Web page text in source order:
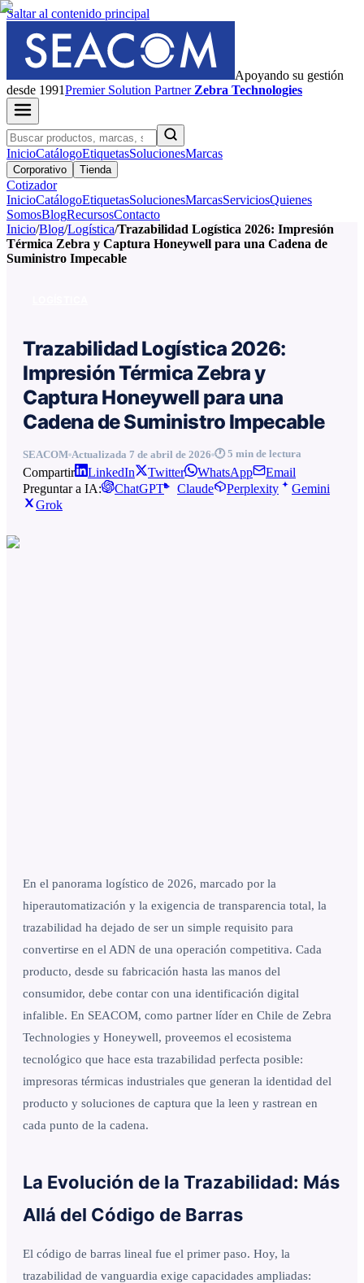
Saltar al contenido principal
Apoyando su gestión
desde 1991PremierSolution Partner Zebra Technologies
InicioCatálogoEtiquetasSolucionesMarcas
Corporativo Tienda
Cotizador
InicioCatálogoEtiquetasSolucionesMarcasServiciosQuienes
SomosBlogRecursosContacto
Inicio/Blog/Logística/Trazabilidad Logística 2026: Impresión
Térmica Zebra y Captura Honeywell para una Cadena de
Suministro Impecable
Trazabilidad Logística 2026:
Impresión Térmica Zebra y
Captura Honeywell para una
Cadena de Suministro Impecable
SEACOM Actualizada 7 de abril de 2026 🕐 5 min de lectura
Compartir LinkedIn Twitter WhatsApp
Email
Preguntar a IA:
ChatGPT Claude Perplexity
Gemini
Grok
En el panorama logístico de 2026, marcado por la
hiperautomatización y la exigencia de transparencia total, la
trazabilidad ha dejado de ser un simple requisito para
convertirse en el ADN de una operación competitiva. Cada
producto, desde su fabricación hasta las manos del
consumidor, debe contar con una identificación digital
infalible. En SEACOM, como partner líder en Chile de Zebra
Technologies y Honeywell, proveemos el ecosistema
tecnológico que hace esta trazabilidad perfecta posible:
impresoras térmicas industriales que generan la identidad del
producto y soluciones de captura que la leen y rastrean en
cada punto de la cadena.
La Evolución de la Trazabilidad: Más
Allá del Código de Barras
El código de barras lineal fue el primer paso. Hoy, la
trazabilidad de vanguardia exige capacidades ampliadas: